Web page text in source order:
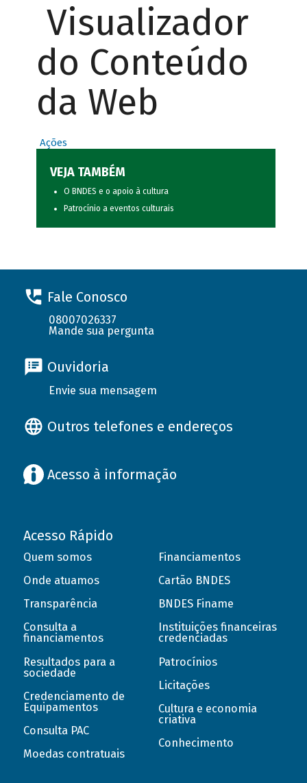
Visualizador
do Conteúdo
da Web
Ações
VEJA TAMBÉM
O BNDES e o apoio à cultura
Patrocínio a eventos culturais
Fale Conosco
08007026337
Mande sua pergunta
Ouvidoria
Envie sua mensagem
Outros telefones e endereços
Acesso à informação
Acesso Rápido
Quem somos
Onde atuamos
Transparência
Consulta a
financiamentos
Resultados para a
sociedade
Credenciamento de
Equipamentos
Consulta PAC
Moedas contratuais
Financiamentos
Cartão BNDES
BNDES Finame
Instituições financeiras
credenciadas
Patrocínios
Licitações
Cultura e economia
criativa
Conhecimento